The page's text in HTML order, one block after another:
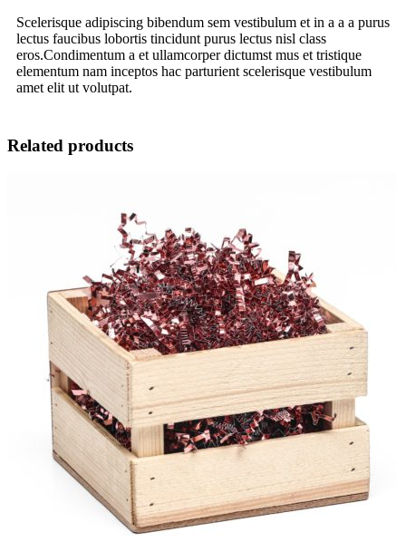
Scelerisque adipiscing bibendum sem vestibulum et in a a a purus
lectus faucibus lobortis tincidunt purus lectus nisl class
eros.Condimentum a et ullamcorper dictumst mus et tristique
elementum nam inceptos hac parturient scelerisque vestibulum
amet elit ut volutpat.
Related products